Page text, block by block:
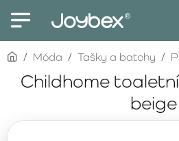
Childhome
beige
homeMóda Tašky a batohy